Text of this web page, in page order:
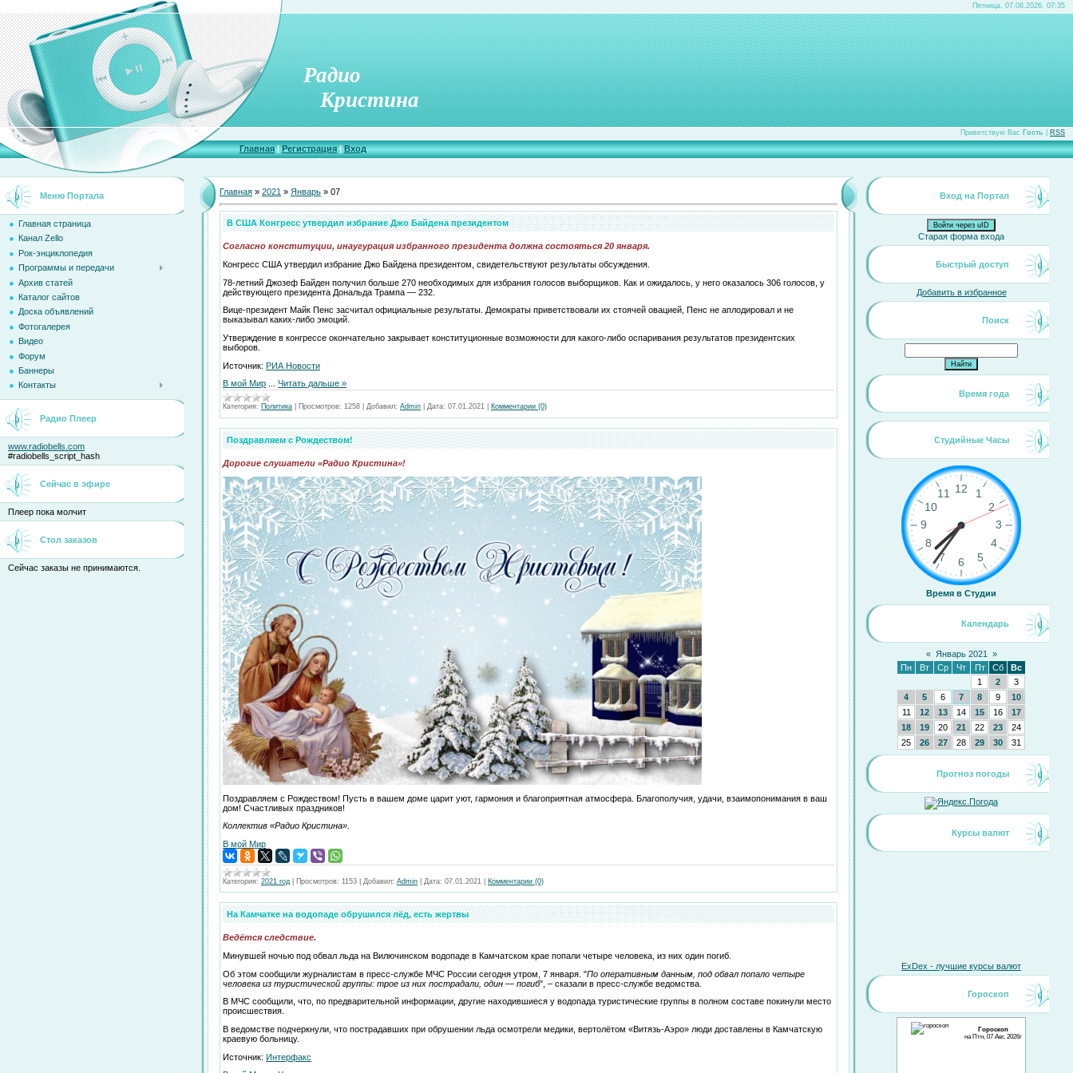
Пятница, 07.08.2026, 07:35
Радио
Кристина
Приветствую Вас Гость RSS
Главная|Регистрация|Вход
Меню Портала
Главная страница
Канал Zello
Рок-энциклопедия
Программы и передачи
Архив статей
Каталог сайтов
Доска объявлений
Фотогалерея
Видео
Форум
Баннеры
Контакты
Радио Плеер
www.radiobells.com
#radiobells_script_hash
Сейчас в эфире
Плеер пока молчит
Стол заказов
Сейчас заказы не принимаются.
Главная » 2021 » Январь » 07
В США Конгресс утвердил избрание Джо Байдена президентом
Согласно конституции, инаугурация избранного президента должна состояться 20 января.
Конгресс США утвердил избрание Джо Байдена президентом, свидетельствуют результаты обсуждения.
78-летний Джозеф Байден получил больше 270 необходимых для избрания голосов выборщиков. Как и ожидалось, у него оказалось 306 голосов, у
действующего президента Дональда Трампа — 232.
Вице-президент Майк Пенс засчитал официальные результаты. Демократы приветствовали их стоячей овацией, Пенс не аплодировал и не
выказывал каких-либо эмоций.
Утверждение в конгрессе окончательно закрывает конституционные возможности для какого-либо оспаривания результатов президентских
выборов.
Источник: РИА Новости
В мой Мир
Читать дальше »
Категория: Политика Просмотров: 1258 Добавил: Admin Дата: 07.01.2021 Комментарии (0)
Поздравляем с Рождеством!
Дорогие слушатели «Радио Кристина»!
Поздравляем с Рождеством! Пусть в вашем доме царит уют, гармония и благоприятная атмосфера. Благополучия, удачи, взаимопонимания в ваш
дом! Счастливых праздников!
Коллектив «Радио Кристина».
В мой Мир
Категория: 2021 год Просмотров: 1153 Добавил: Admin Дата: 07.01.2021 Комментарии (0)
На Камчатке на водопаде обрушился лёд, есть жертвы
Ведётся следствие.
Минувшей ночью под обвал льда на Вилючинском водопаде в Камчатском крае попали четыре человека, из них один погиб.
Об этом сообщили журналистам в пресс-службе МЧС России сегодня утром, 7 января. "По оперативным данным, под обвал попало четыре
человека из туристической группы: трое из них пострадали, один — погиб", – сказали в пресс-службе ведомства.
В МЧС сообщили, что, по предварительной информации, другие находившиеся у водопада туристические группы в полном составе покинули место
происшествия.
В ведомстве подчеркнули, что пострадавших при обрушении льда осмотрели медики, вертолётом «Витязь-Аэро» люди доставлены в Камчатскую
краевую больницу.
Источник: Интерфакс
Вход на Портал
Войти через uID
Старая форма входа
Быстрый доступ
Добавить в избранное
Поиск
Время года
Студийные Часы
Время в Студии
Календарь
« Январь 2021
»
Пн
Вт Ср Чт Пт Сб
Вс
1
2
3
4
5 6 7 8 9
10
11
12 13 14 15 16
17
18
19 20 21 22 23
24
25
26 27 28 29 30 31
Прогноз погоды
Курсы валют
ExDex - лучшие курсы валют
Гороскоп
Гороскоп
на Птн, 07 Авг, 2026г